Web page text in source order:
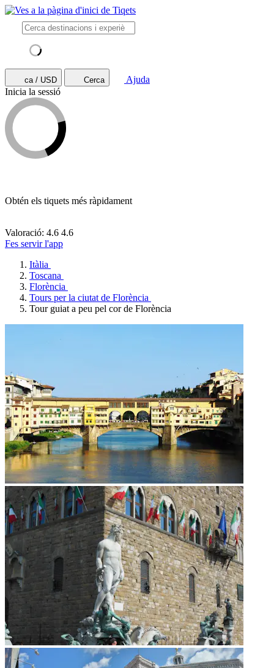
ca / USD Cerca
Ajuda
Inicia la sessió
Obtén els tiquets més ràpidament
Valoració: 4.6 4.6
Fes servir l'app
Itàlia
Toscana
Florència
Tours per la ciutat de Florència
Tour guiat a peu pel cor de Florència